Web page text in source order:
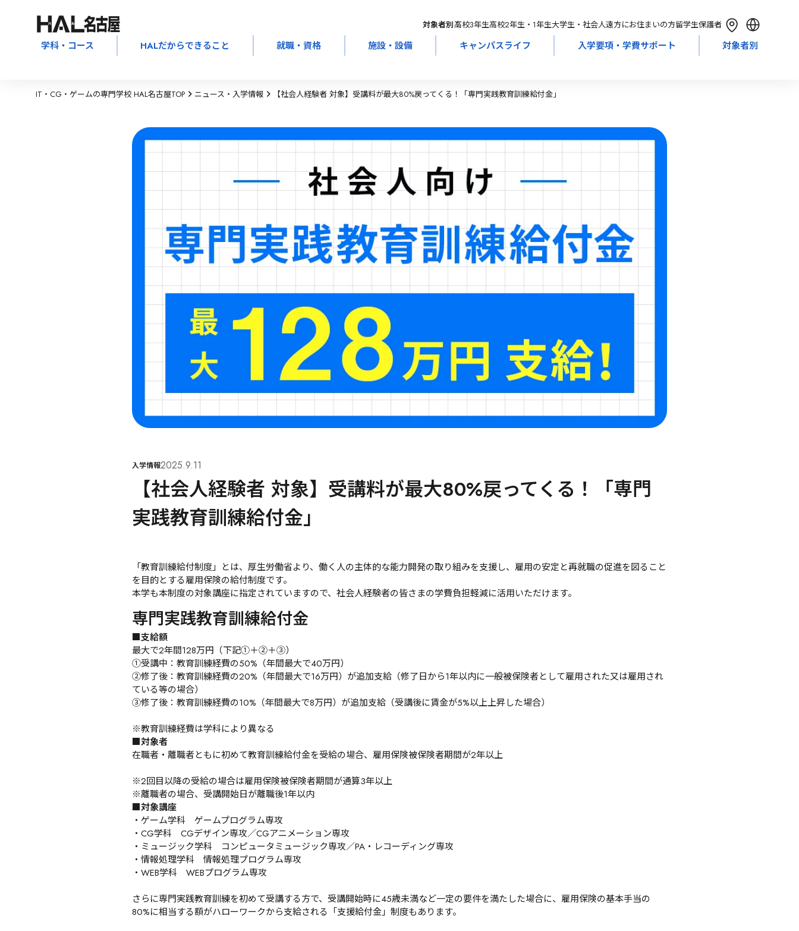
対象者別：高校3年生高校2年生・1年生大学生・社会人遠方にお住まいの方留学生保護者
English
学科・コース HALだからできること 就職・資格 施設・設備 キャンパスライフ 入学要項・学費サポート 対象者別
IT・CG・ゲームの専門学校 HAL名古屋TOP ニュース・入学情報 【社会人経験者 対象】受講料が最大80%戻ってくる！「専門実践教育訓練給付金」
入学情報2025.9.11
【社会人経験者 対象】受講料が最大80%戻ってくる！「専門
実践教育訓練給付金」
「教育訓練給付制度」とは、厚生労働省より、働く人の主体的な能力開発の取り組みを支援し、雇用の安定と再就職の促進を図ること
を目的とする雇用保険の給付制度です。
本学も本制度の対象講座に指定されていますので、社会人経験者の皆さまの学費負担軽減に活用いただけます。
専門実践教育訓練給付金
■支給額
最大で2年間128万円（下記①＋②＋③）
①受講中：教育訓練経費の50%（年間最大で40万円）
②修了後：教育訓練経費の20%（年間最大で16万円）が追加支給（修了日から1年以内に一般被保険者として雇用された又は雇用され
ている等の場合）
③修了後：教育訓練経費の10%（年間最大で8万円）が追加支給（受講後に賃金が5%以上上昇した場合）
※教育訓練経費は学科により異なる
■対象者
在職者・離職者ともに初めて教育訓練給付金を受給の場合、雇用保険被保険者期間が2年以上
※2回目以降の受給の場合は雇用保険被保険者期間が通算3年以上
※離職者の場合、受講開始日が離職後1年以内
■対象講座
・ゲーム学科　ゲームプログラム専攻
・CG学科　CGデザイン専攻／CGアニメーション専攻
・ミュージック学科　コンピュータミュージック専攻／PA・レコーディング専攻
・情報処理学科　情報処理プログラム専攻
・WEB学科　WEBプログラム専攻
さらに専門実践教育訓練を初めて受講する方で、受講開始時に45歳未満など一定の要件を満たした場合に、雇用保険の基本手当の
80%に相当する額がハローワークから支給される「支援給付金」制度もあります。